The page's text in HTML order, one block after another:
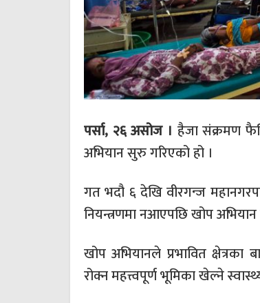
पर्सा, २६ असोज । हैजा संक्रमण
अभियान सुरु गरिएको हो ।
गत भदौ ६ देखि वीरगन्ज
नियन्त्रणमा नआएपछि खोप
खोप अभियानले प्रभावित क्षेत्रका
रोक्न महत्त्वपूर्ण भूमिका खेल्ने